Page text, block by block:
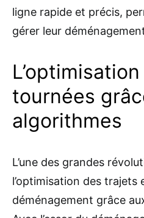
ligne rapide et précis,
gérer leur
tournées
algorithmes
L’une des grandes
l’optimisation des trajets
déménagement grâce